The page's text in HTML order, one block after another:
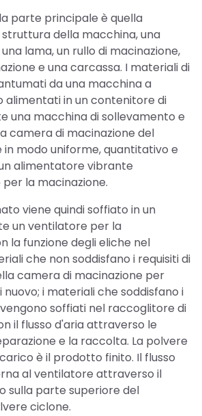
parte principale è quella
della macchina, una
lama, un rullo di macinazione,
e una carcassa. I materiali di
da una macchina a
alimentati in un contenitore di
una macchina di sollevamento e
camera di macinazione del
modo uniforme, quantitativo e
alimentatore vibrante
la macinazione.
viene quindi soffiato in un
un ventilatore per la
la funzione degli eliche nel
che non soddisfano i requisiti di
camera di macinazione per
i materiali che soddisfano i
soffiati nel raccoglitore di
il flusso d'aria attraverso le
e la raccolta. La polvere
è il prodotto finito. Il flusso
al ventilatore attraverso il
sulla parte superiore del
ciclone.